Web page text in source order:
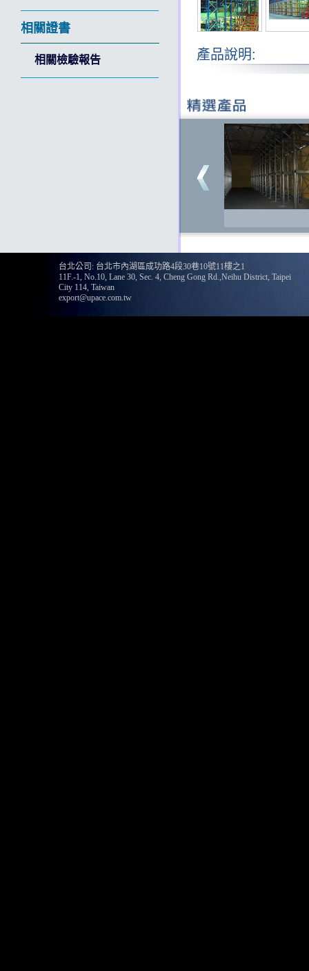
相關證書
相關檢驗報告 產品說明:
台北公司: 台北市內湖區成功路4段30巷10號11樓之1
11F.-1, No.10, Lane 30, Sec. 4, Cheng Gong Rd.,Neihu District, Taipei
City 114, Taiwan
export@upace.com.tw